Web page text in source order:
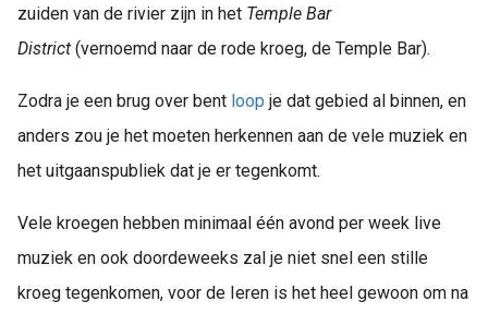
zuiden van de rivier zijn in het Temple Bar
District (vernoemd naar de rode kroeg, de Temple Bar).
Zodra je een brug over bent loop je dat gebied al binnen, en
anders zou je het moeten herkennen aan de vele muziek en
het uitgaanspubliek dat je er tegenkomt.
Vele kroegen hebben minimaal één avond per week live
muziek en ook doordeweeks zal je niet snel een stille
kroeg tegenkomen, voor de Ieren is het heel gewoon om na